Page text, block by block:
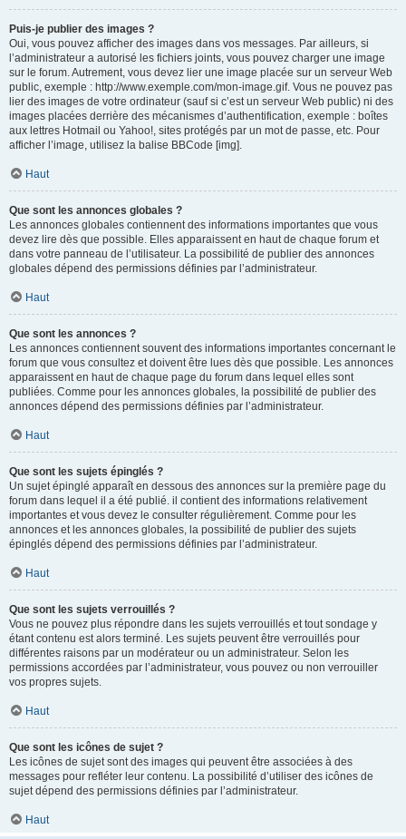
Puis-je publier des images ?
Oui, vous pouvez afficher des images dans vos messages. Par ailleurs, si
l’administrateur a autorisé les fichiers joints, vous pouvez charger une image
sur le forum. Autrement, vous devez lier une image placée sur un serveur Web
public, exemple : http://www.exemple.com/mon-image.gif. Vous ne pouvez pas
lier des images de votre ordinateur (sauf si c’est un serveur Web public) ni des
images placées derrière des mécanismes d’authentification, exemple : boîtes
aux lettres Hotmail ou Yahoo!, sites protégés par un mot de passe, etc. Pour
afficher l’image, utilisez la balise BBCode [img].
Haut
Que sont les annonces globales ?
Les annonces globales contiennent des informations importantes que vous
devez lire dès que possible. Elles apparaissent en haut de chaque forum et
dans votre panneau de l’utilisateur. La possibilité de publier des annonces
globales dépend des permissions définies par l’administrateur.
Haut
Que sont les annonces ?
Les annonces contiennent souvent des informations importantes concernant le
forum que vous consultez et doivent être lues dès que possible. Les annonces
apparaissent en haut de chaque page du forum dans lequel elles sont
publiées. Comme pour les annonces globales, la possibilité de publier des
annonces dépend des permissions définies par l’administrateur.
Haut
Que sont les sujets épinglés ?
Un sujet épinglé apparaît en dessous des annonces sur la première page du
forum dans lequel il a été publié. il contient des informations relativement
importantes et vous devez le consulter régulièrement. Comme pour les
annonces et les annonces globales, la possibilité de publier des sujets
épinglés dépend des permissions définies par l’administrateur.
Haut
Que sont les sujets verrouillés ?
Vous ne pouvez plus répondre dans les sujets verrouillés et tout sondage y
étant contenu est alors terminé. Les sujets peuvent être verrouillés pour
différentes raisons par un modérateur ou un administrateur. Selon les
permissions accordées par l’administrateur, vous pouvez ou non verrouiller
vos propres sujets.
Haut
Que sont les icônes de sujet ?
Les icônes de sujet sont des images qui peuvent être associées à des
messages pour refléter leur contenu. La possibilité d’utiliser des icônes de
sujet dépend des permissions définies par l’administrateur.
Haut